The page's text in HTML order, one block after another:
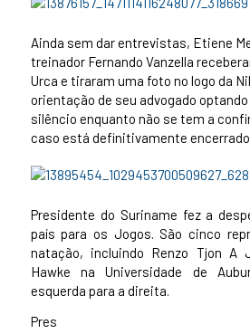
Ainda sem dar entrevistas, Etiene
treinador Fernando Vanzella
Urca e tiraram uma foto no logo da
orientação de seu advogado
silêncio enquanto não se tem a
caso está definitivamente
Presidente do Suriname fez a
país para os Jogos. São cinco
natação, incluindo Renzo Tjon
Hawke na Universidade de
esquerda para a direita.
Pres